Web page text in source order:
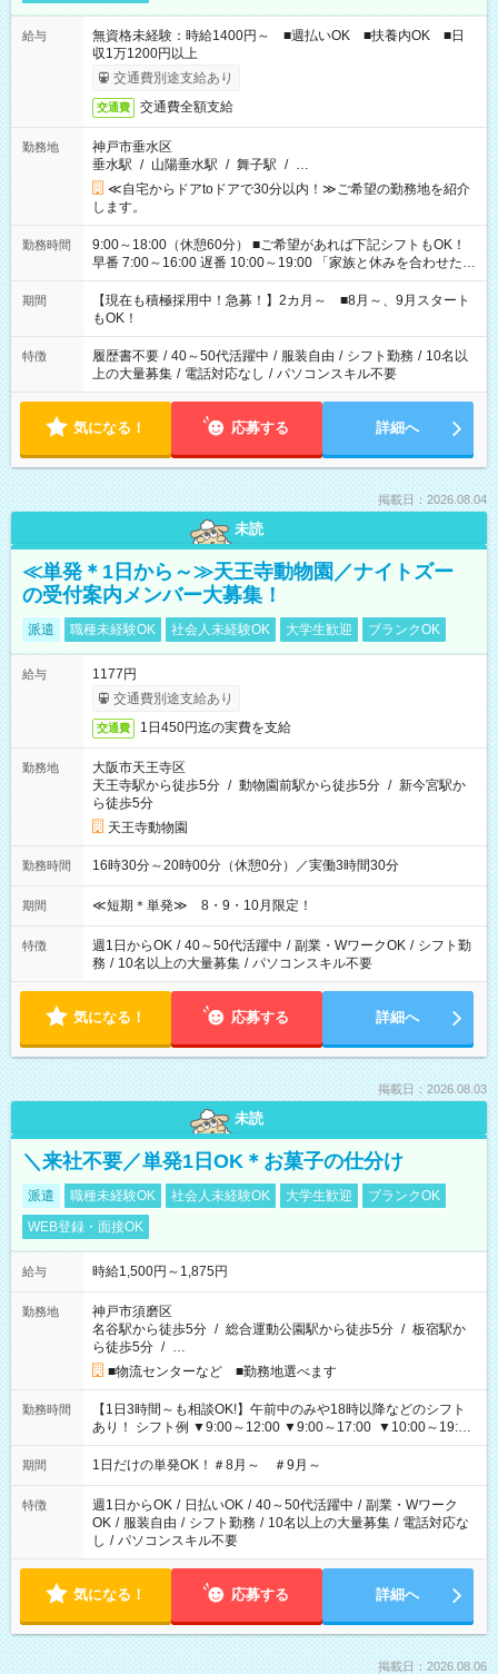
給与
無資格未経験：時給1400円～ ■週払いOK ■扶養内OK ■日
収1万1200円以上
交通費別途支給あり
交通費 交通費全額支給
勤務地
神戸市垂水区
垂水駅 / 山陽垂水駅 / 舞子駅 / …
≪自宅からドアtoドアで30分以内！≫ご希望の勤務地を紹介
します。
勤務時間
9:00～18:00（休憩60分） ■ご希望があれば下記シフトもOK！
早番 7:00～16:00 遅番 10:00～19:00 「家族と休みを合わせた
い」 「余裕を持って夕飯の準備がしたい」 「できれば残業はし
たくない」 など、ご希望を教えてくださいね。 ※Wワーク希望
の方へ 今ご覧のお仕事で希望する勤務時間と、もう1つのお仕事
の勤務時間。 合計で週40時間を超える場合は応募できません。
期間
【現在も積極採用中！急募！】2カ月～ ■8月～、9月スタート
もOK！
特徴 履歴書不要 / 40～50代活躍中 / 服装自由 / シフト勤務 / 10名以
上の大量募集 / 電話対応なし / パソコンスキル不要
気になる！ 応募する 詳細へ
掲載日：2026.08.04
未読
≪単発＊1日から～≫天王寺動物園／ナイトズー
の受付案内メンバー大募集！
派遣 職種未経験OK 社会人未経験OK 大学生歓迎 ブランクOK
給与
1177円
交通費別途支給あり
交通費 1日450円迄の実費を支給
勤務地
大阪市天王寺区
天王寺駅から徒歩5分 / 動物園前駅から徒歩5分 / 新今宮駅か
ら徒歩5分
天王寺動物園
勤務時間 16時30分～20時00分（休憩0分）／実働3時間30分
期間 ≪短期＊単発≫ 8・9・10月限定！
特徴 週1日からOK / 40～50代活躍中 / 副業・WワークOK / シフト勤
務 / 10名以上の大量募集 / パソコンスキル不要
気になる！ 応募する 詳細へ
掲載日：2026.08.03
未読
＼来社不要／単発1日OK＊お菓子の仕分け
派遣 職種未経験OK 社会人未経験OK 大学生歓迎
ブランクOK
WEB登録・面接OK
給与 時給1,500円～1,875円
勤務地
神戸市須磨区
名谷駅から徒歩5分 / 総合運動公園駅から徒歩5分 / 板宿駅か
ら徒歩5分 / …
■物流センターなど ■勤務地選べます
勤務時間
【1日3時間～も相談OK!】午前中のみや18時以降などのシフト
あり！ シフト例 ▼9:00～12:00 ▼9:00～17:00 ▼10:00～19:00
▼18:00～21:00
期間 1日だけの単発OK！＃8月～ ＃9月～
特徴 週1日からOK / 日払いOK / 40～50代活躍中 / 副業・Wワーク
OK / 服装自由 / シフト勤務 / 10名以上の大量募集 / 電話対応な
し / パソコンスキル不要
気になる！ 応募する 詳細へ
掲載日：2026.08.06